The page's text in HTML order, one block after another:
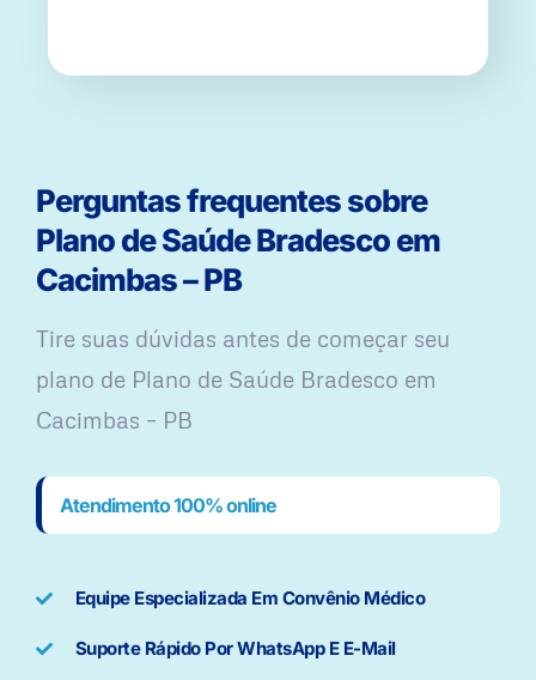
Perguntas frequentes sobre
Plano de Saúde Bradesco em
Cacimbas – PB
Tire suas dúvidas antes de começar seu
plano ​de Plano de Saúde Bradesco em
Cacimbas – PB
Atendimento 100% online
Equipe Especializada Em Convênio Médico
Suporte Rápido Por WhatsApp E E-Mail